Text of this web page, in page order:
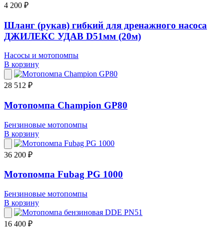
4 200 ₽
Шланг (рукав) гибкий для дренажного насоса
ДЖИЛЕКС УДАВ D51мм (20м)
Насосы и мотопомпы
В корзину
28 512 ₽
Мотопомпа Champion GP80
Бензиновые мотопомпы
В корзину
36 200 ₽
Мотопомпа Fubag PG 1000
Бензиновые мотопомпы
В корзину
16 400 ₽